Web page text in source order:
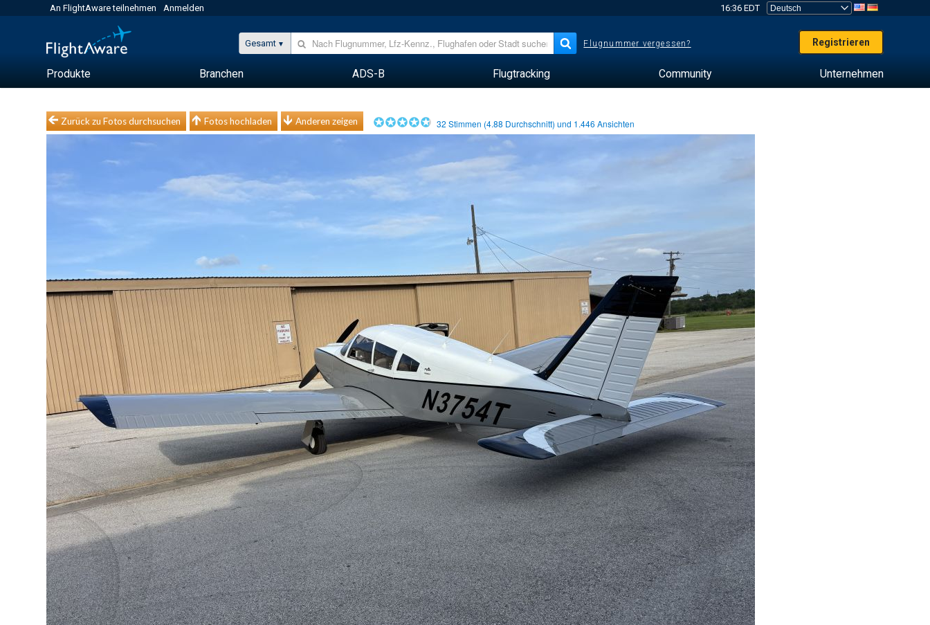
An FlightAware teilnehmen Anmelden 16:36 EDT
Gesamt Flugnummer vergessen? Registrieren
Produkte Branchen ADS-B Flugtracking Community Unternehmen
Zurück zu Fotos durchsuchen Fotos hochladen Anderen zeigen 32 Stimmen (4.88 Durchschnitt) und 1.446 Ansichten